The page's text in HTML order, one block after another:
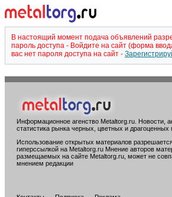
В настоящий момент подача объявлений
пароль доступа - Войдите на сайт (форма
вас нет пароля доступа на сайт -
Информационное агенство Metaltorg.ru. Новости,
статистика рынка черных, цветных и драгоценных
Использование открытых материалов
гиперссылкой на Metaltorg.ru Мнение авторов
размещаемых на сайте Metaltorg.ru, может не
мнением редакции